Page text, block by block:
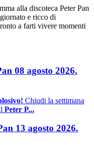
alla discoteca Peter Pan
e ricco di
a farti vivere momenti
08 agosto 2026.
Chiudi la settimana
Peter P...
13 agosto 2026.